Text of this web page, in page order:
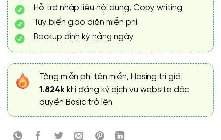
Hỗ trợ nhập liệu nội dung, Copy writing
Tùy biến giao diện miễn phí
Backup định kỳ hằng ngày
Tặng miễn phí tên miền, Hosing trị giá
1.824k khi đăng ký dịch vụ website độc
quyền Basic trở lên